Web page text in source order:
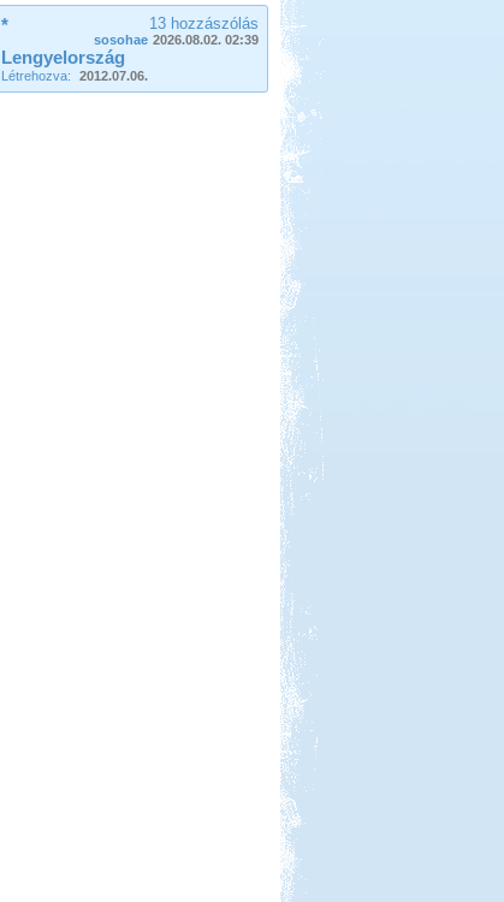
13 hozzászólás
sosohae 2026.08.02. 02:39
*
Lengyelország
Létrehozva: 2012.07.06.